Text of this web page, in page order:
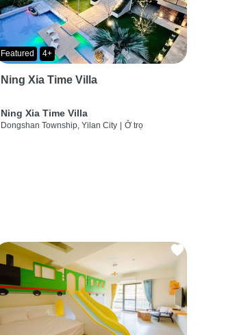
Featured 4+
Ning Xia Time Villa
Ning Xia Time Villa
Dongshan Township, Yilan City | Ở trọ